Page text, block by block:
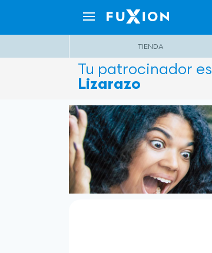
TIENDA
Tu patrocinador es
Lizarazo